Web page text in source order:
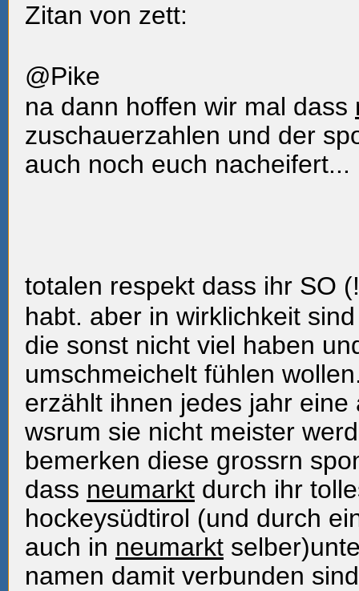
Zitan von zett:
@Pike
na dann hoffen wir mal dass
zuschauerzahlen und der
auch noch euch nacheifert...
totalen respekt dass ihr SO (
habt. aber in wirklichkeit
die sonst nicht viel haben
umschmeichelt fühlen
erzählt ihnen jedes jahr
wsrum sie nicht meister
bemerken diese grossrn
dass neumarkt durch ihr
hockeysüdtirol (und durch
auch in neumarkt
namen damit verbunden